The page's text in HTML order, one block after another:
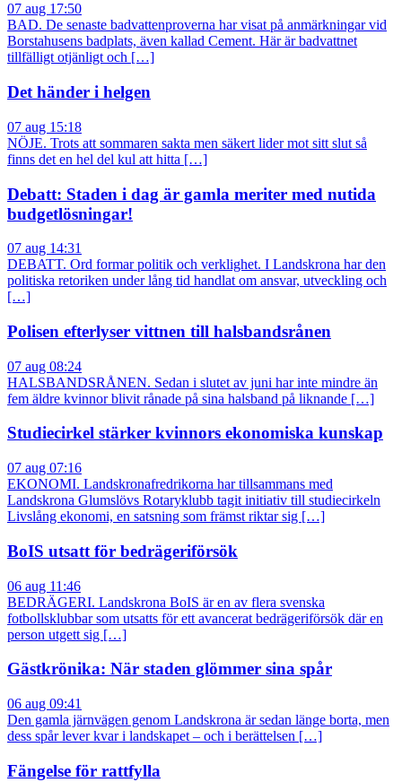
07 aug 17:50
BAD. De senaste badvattenproverna har visat på anmärkningar vid
Borstahusens badplats, även kallad Cement. Här är badvattnet
tillfälligt otjänligt och […]
Det händer i helgen
07 aug 15:18
NÖJE. Trots att sommaren sakta men säkert lider mot sitt slut så
finns det en hel del kul att hitta […]
Debatt: Staden i dag är gamla meriter med nutida
budgetlösningar!
07 aug 14:31
DEBATT. Ord formar politik och verklighet. I Landskrona har den
politiska retoriken under lång tid handlat om ansvar, utveckling och
[…]
Polisen efterlyser vittnen till halsbandsrånen
07 aug 08:24
HALSBANDSRÅNEN. Sedan i slutet av juni har inte mindre än
fem äldre kvinnor blivit rånade på sina halsband på liknande […]
Studiecirkel stärker kvinnors ekonomiska kunskap
07 aug 07:16
EKONOMI. Landskronafredrikorna har tillsammans med
Landskrona Glumslövs Rotaryklubb tagit initiativ till studiecirkeln
Livslång ekonomi, en satsning som främst riktar sig […]
BoIS utsatt för bedrägeriförsök
06 aug 11:46
BEDRÄGERI. Landskrona BoIS är en av flera svenska
fotbollsklubbar som utsatts för ett avancerat bedrägeriförsök där en
person utgett sig […]
Gästkrönika: När staden glömmer sina spår
06 aug 09:41
Den gamla järnvägen genom Landskrona är sedan länge borta, men
dess spår lever kvar i landskapet – och i berättelsen […]
Fängelse för rattfylla